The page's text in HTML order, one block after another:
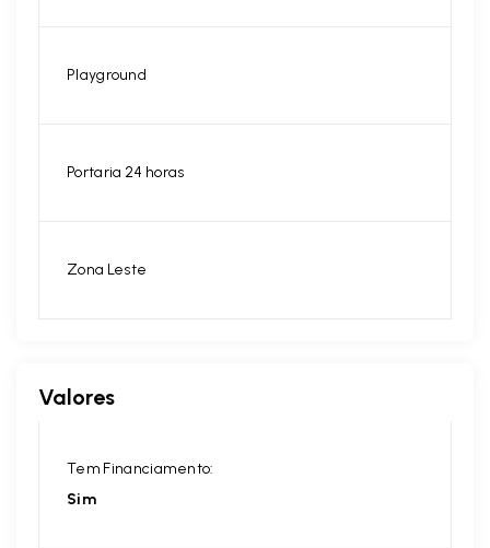
Playground
Portaria 24 horas
Zona Leste
Valores
Tem Financiamento:
Sim